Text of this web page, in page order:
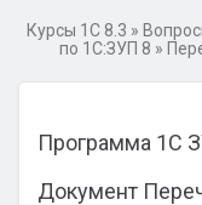
Курсы 1С 8.3 »
по 1С:ЗУП 8 »
Программа 1С
Документ